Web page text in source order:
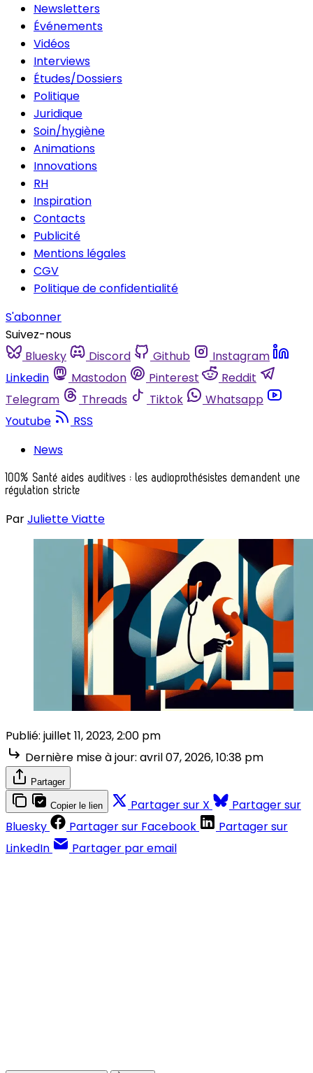
Newsletters
Événements
Vidéos
Interviews
Études/Dossiers
Politique
Juridique
Soin/hygiène
Animations
Innovations
RH
Inspiration
Contacts
Publicité
Mentions légales
CGV
Politique de confidentialité
S'abonner
Suivez-nous
Bluesky
Discord Github
Instagram
Linkedin
Mastodon Pinterest
Reddit
Telegram
Threads Tiktok
Whatsapp
Youtube
RSS
News
100% Santé aides auditives : les audioprothésistes demandent une
régulation stricte
ParJuliette Viatte
Publié: juillet 11, 2023, 2:00 pm
Dernière mise à jour: avril 07, 2026, 10:38 pm
Partager
Copier le lien Partager sur X
Partager sur
Bluesky
Partager sur Facebook
Partager sur
LinkedIn
Partager par email